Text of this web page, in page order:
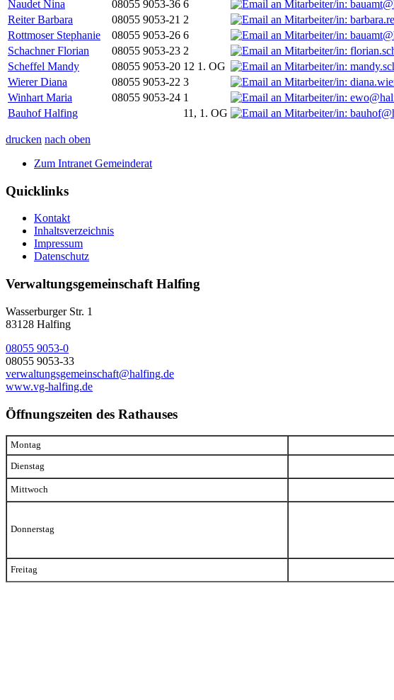
Naudet Nina
08055 9053-36 6
Reiter Barbara
08055 9053-21 2
Rottmoser Stephanie
08055 9053-26 6
Schachner Florian
08055 9053-23 2
Scheffel Mandy
08055 9053-20 12 1. OG
Wierer Diana
08055 9053-22 3
Winhart Maria
08055 9053-24 1
Bauhof Halfing
11, 1. OG
drucken nach oben
Zum Intranet Gemeinderat
Quicklinks
Kontakt
Inhaltsverzeichnis
Impressum
Datenschutz
Verwaltungsgemeinschaft Halfing
Wasserburger Str. 1
83128 Halfing
08055 9053-0
08055 9053-33
verwaltungsgemeinschaft@halfing.de
www.vg-halfing.de
Öffnungszeiten des Rathauses
Montag
Dienstag
Mittwoch
Donnerstag
Freitag